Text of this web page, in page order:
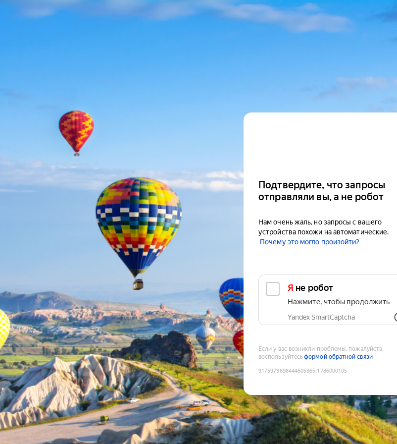
Подтвердите, что запросы
отправляли вы, а не робот
Нам очень жаль, но запросы с вашего
устройства похожи на автоматические.
Почему это могло произойти?
Я не робот
Нажмите, чтобы продолжить
Yandex SmartCaptcha
Если у вас возникли проблемы, пожалуйста,
воспользуйтесьформой обратной связи
9175973698444605365:1786000105